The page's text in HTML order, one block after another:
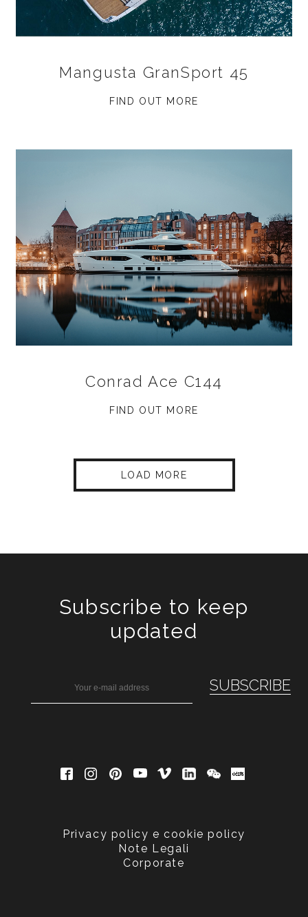
Mangusta GranSport 45
FIND OUT MORE
Conrad Ace C144
FIND OUT MORE
LOAD MORE
Subscribe to keep
updated
Privacy policy e cookie policy
Note Legali
Corporate